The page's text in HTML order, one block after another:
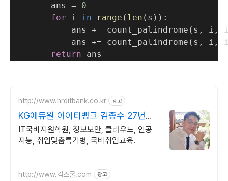
ans = 0
for i in range ( len (s)):
ans += count_palindrome(s, i,
ans += count_palindrome(s, i,
return ans
http://www.hrditbank.co.kr 광고
KG에듀원 아이티뱅크 김종수 27년경
력전문가 IT취업상담
IT국비지원학원, 정보보안, 클라우드, 인공
지능, 취업맞춤특기병, 국비취업교육.
http://www.컴스쿨.com 광고